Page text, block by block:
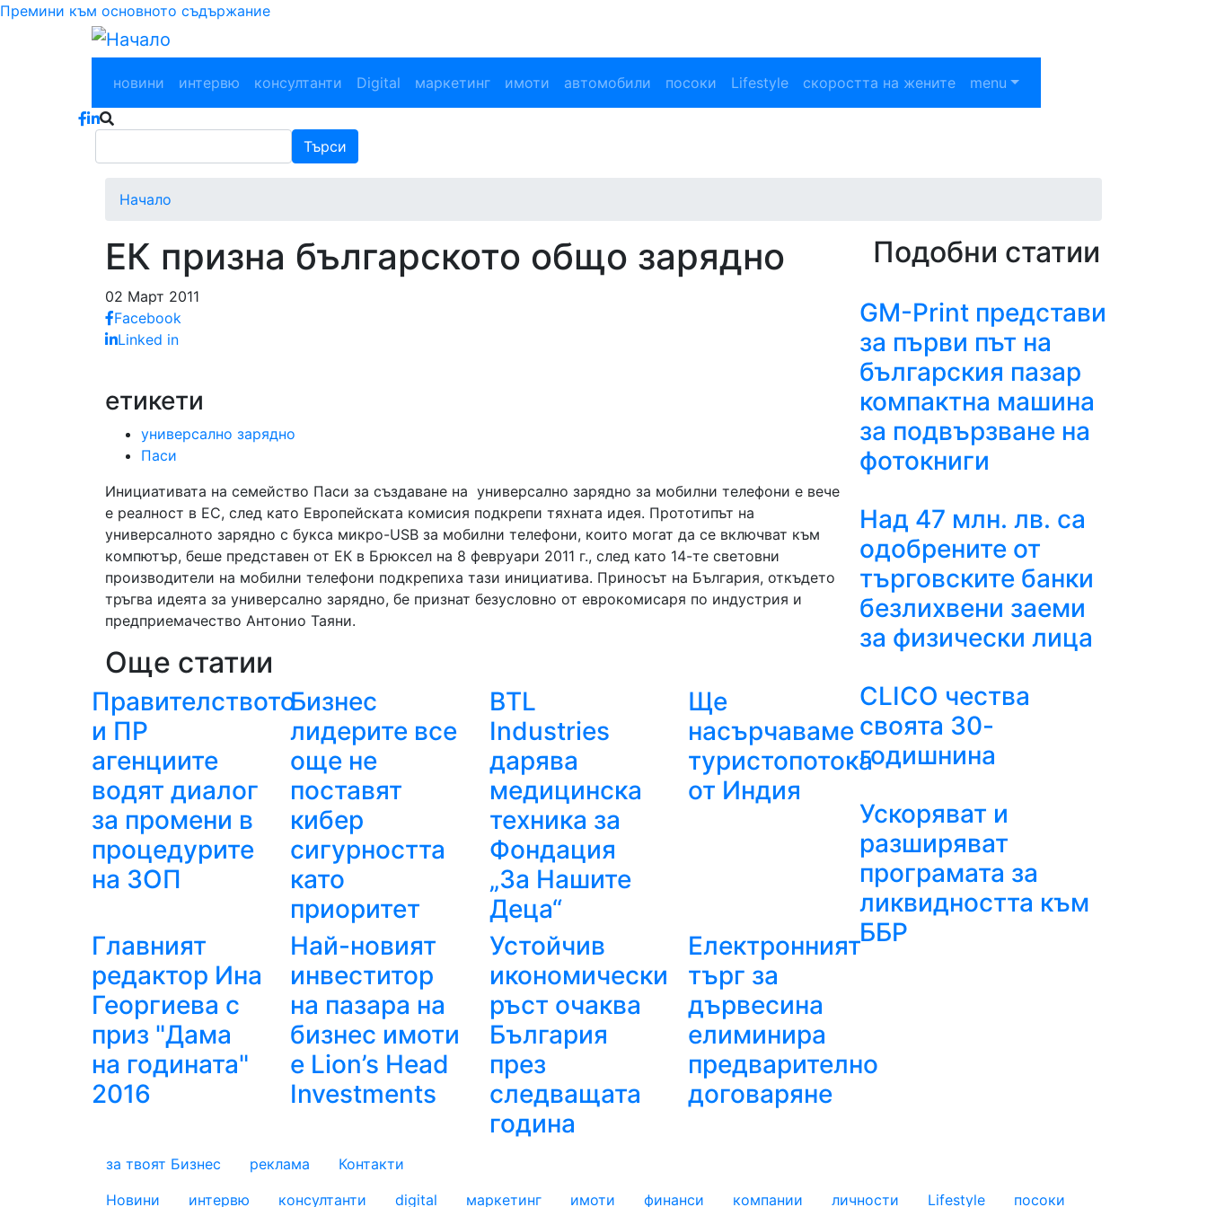
Премини към основното съдържание
Main navigation
новини интервю консултанти Digital маркетинг имоти автомобили посоки Lifestyle скоростта на жените menu
Търси
Начало
ЕК призна българското общо зарядно
02 Март 2011
Facebook
Linked in
етикети
универсално зарядно
Паси
Инициативата на семейство Паси за създаване на универсално зарядно за мобилни телефони е вече
е реалност в ЕС, след като Европейската комисия подкрепи тяхната идея. Прототипът на
универсалното зарядно с букса микро-USB за мобилни телефони, които могат да се включват към
компютър, беше представен от ЕК в Брюксел на 8 февруари 2011 г., след като 14-те световни
производители на мобилни телефони подкрепиха тази инициатива. Приносът на България, откъдето
тръгва идеята за универсално зарядно, бе признат безусловно от еврокомисаря по индустрия и
предприемачество Антонио Таяни.
Още статии
Правителството
и ПР
агенциите
водят диалог
за промени в
процедурите
на ЗОП
Бизнес
лидерите все
още не
поставят
кибер
сигурността
като
приоритет
BTL
Industries
дарява
медицинска
техника за
Фондация
„За Нашите
Деца“
Ще
насърчаваме
туристопотока
от Индия
Главният
редактор Ина
Георгиева с
приз "Дама
на годината"
2016
Най-новият
инвеститор
на пазара на
бизнес имоти
е Lion’s Head
Investments
Устойчив
икономически
ръст очаква
България
през
следващата
година
Електронният
търг за
дървесина
елиминира
предварително
договаряне
Подобни статии
GM-Print представи
за първи път на
българския пазар
компактна машина
за подвързване на
фотокниги
Над 47 млн. лв. са
одобрените от
търговските банки
безлихвени заеми
за физически лица
CLICO чества
своята 30-
годишнина
Ускоряват и
разширяват
програмата за
ликвидността към
ББР
за твоят Бизнес реклама Контакти
footer_statii
Новини интервю консултанти digital маркетинг имоти финанси компании личности Lifestyle посоки